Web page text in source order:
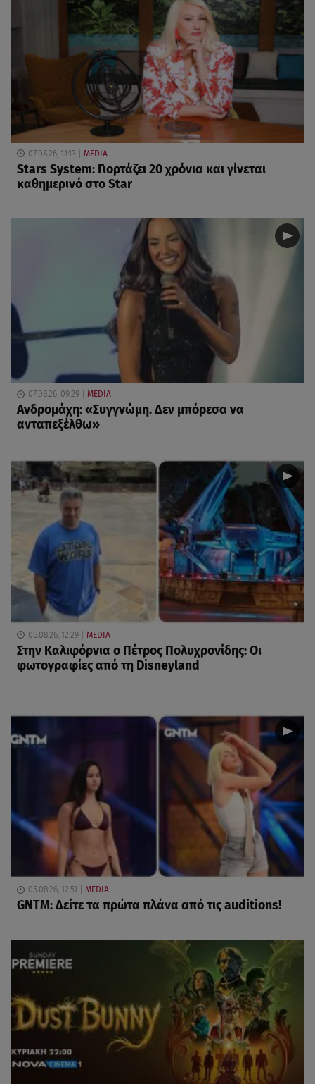
07.08.26, 11:13 MEDIA
Stars System: Γιορτάζει 20 χρόνια και γίνεται
καθημερινό στο Star
07.08.26, 09:29 MEDIA
Ανδρομάχη: «Συγγνώμη. Δεν μπόρεσα να
ανταπεξέλθω»
06.08.26, 12:29 MEDIA
Στην Καλιφόρνια ο Πέτρος Πολυχρονίδης: Οι
φωτογραφίες από τη Disneyland
05.08.26, 12:51 MEDIA
GNTM: Δείτε τα πρώτα πλάνα από τις auditions!